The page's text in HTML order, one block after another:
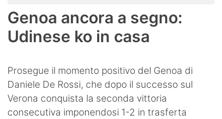
Genoa ancora a segno:
Udinese ko in casa
Prosegue il momento positivo del Genoa di
Daniele De Rossi, che dopo il successo sul
Verona conquista la seconda vittoria
consecutiva imponendosi 1-2 in trasferta